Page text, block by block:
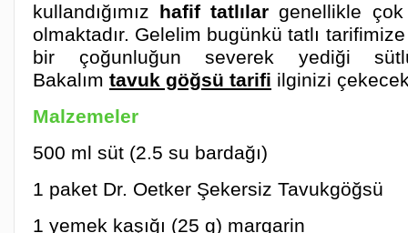
kullandığımız hafif tatlılar genellikle
olmaktadır. Gelelim bugünkü tatlı
bir çoğunluğun severek yediği sütlü
Bakalım tavuk göğsü tarifi ilginizi
Malzemeler
500 ml süt (2.5 su bardağı)
1 paket Dr. Oetker Şekersiz Tavukgöğsü
1 yemek kaşığı (25 g) margarin